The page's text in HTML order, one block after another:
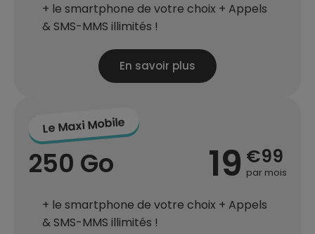
+ le smartphone de votre choix + Appels
& SMS-MMS illimités !
En savoir plus
Le Maxi Mobile
250 Go 19 €99
par mois
+ le smartphone de votre choix + Appels
& SMS-MMS illimités !